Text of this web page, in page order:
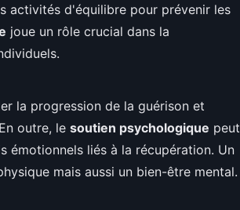
activités d'équilibre pour prévenir les
joue un rôle crucial dans la
la progression de la guérison et
outre, le soutien psychologique peut
émotionnels liés à la récupération. Un
mais aussi un bien-être mental.